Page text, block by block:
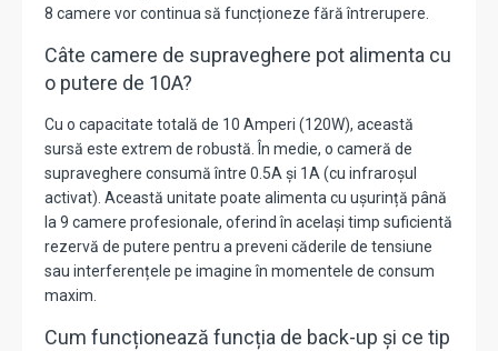
8 camere vor continua să funcționeze fără întrerupere.
Câte camere de supraveghere pot alimenta cu
o putere de 10A?
Cu o capacitate totală de 10 Amperi (120W), această
sursă este extrem de robustă. În medie, o cameră de
supraveghere consumă între 0.5A și 1A (cu infraroșul
activat). Această unitate poate alimenta cu ușurință până
la 9 camere profesionale, oferind în același timp suficientă
rezervă de putere pentru a preveni căderile de tensiune
sau interferențele pe imagine în momentele de consum
maxim.
Cum funcționează funcția de back-up și ce tip